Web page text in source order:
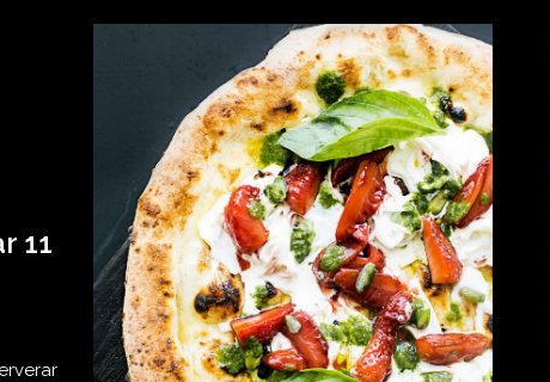
11